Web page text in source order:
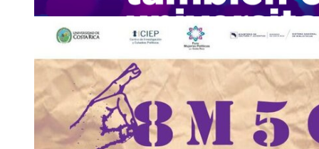
10MAR
Charla: Formar e investigar desde las
cantados, …
Sala Cullell
lunes 10 de marzo, 5:00 p. m.
Asistencia:presencial
2511-8545
producciona
xxmnrtistica.eam @ucrfxch.ac.cr